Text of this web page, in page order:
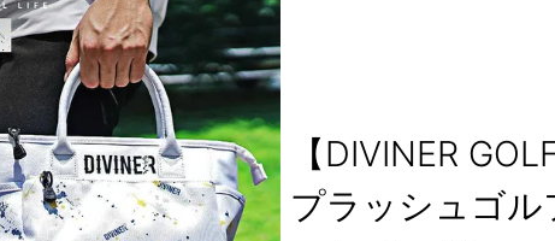
【DIVINER
プラッシュゴル